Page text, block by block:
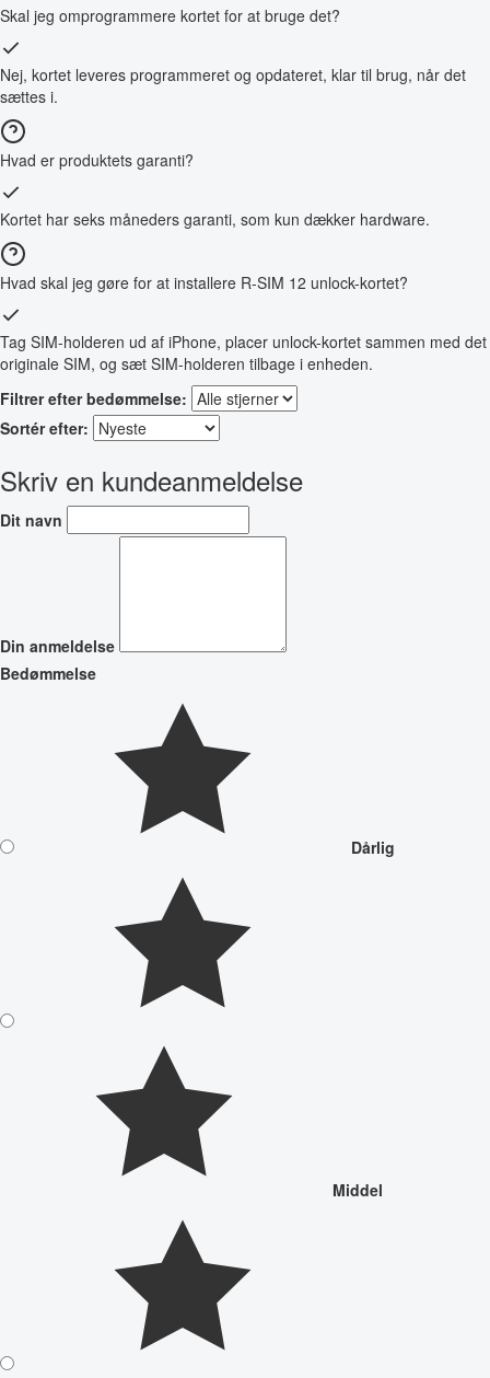
Skal jeg omprogrammere kortet for at bruge det?
Nej, kortet leveres programmeret og opdateret, klar til brug, når det
sættes i.
Hvad er produktets garanti?
Kortet har seks måneders garanti, som kun dækker hardware.
Hvad skal jeg gøre for at installere R-SIM 12 unlock-kortet?
Tag SIM-holderen ud af iPhone, placer unlock-kortet sammen med det
originale SIM, og sæt SIM-holderen tilbage i enheden.
Filtrer efter bedømmelse:
Sortér efter:
Skriv en kundeanmeldelse
Dit navn
Din anmeldelse
Bedømmelse
Dårlig
Middel